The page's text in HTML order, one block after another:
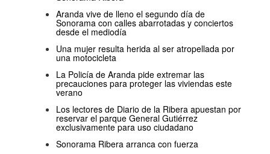
Aranda vive de lleno el segundo día de
Sonorama con calles abarrotadas y conciertos
desde el mediodía
Una mujer resulta herida al ser atropellada por
una motocicleta
La Policía de Aranda pide extremar las
precauciones para proteger las viviendas este
verano
Los lectores de Diario de la Ribera apuestan por
reservar el parque General Gutiérrez
exclusivamente para uso ciudadano
Sonorama Ribera arranca con fuerza